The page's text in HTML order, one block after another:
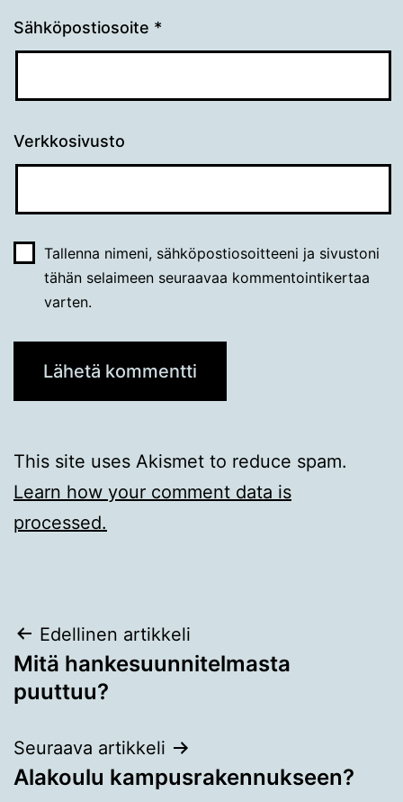
Sähköpostiosoite *
Verkkosivusto
Tallenna nimeni, sähköpostiosoitteeni ja sivustoni
tähän selaimeen seuraavaa kommentointikertaa
varten.
This site uses Akismet to reduce spam.
Learn how your comment data is
processed.
Artikkelien
selaus
Edellinen artikkeli
Mitä hankesuunnitelmasta
puuttuu?
Seuraava artikkeli
Alakoulu kampusrakennukseen?